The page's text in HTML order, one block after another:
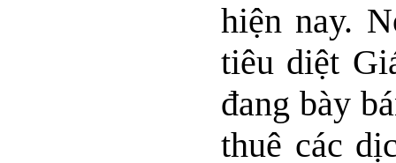
hiện nay.
tiêu diệt
đang bày
thuê các